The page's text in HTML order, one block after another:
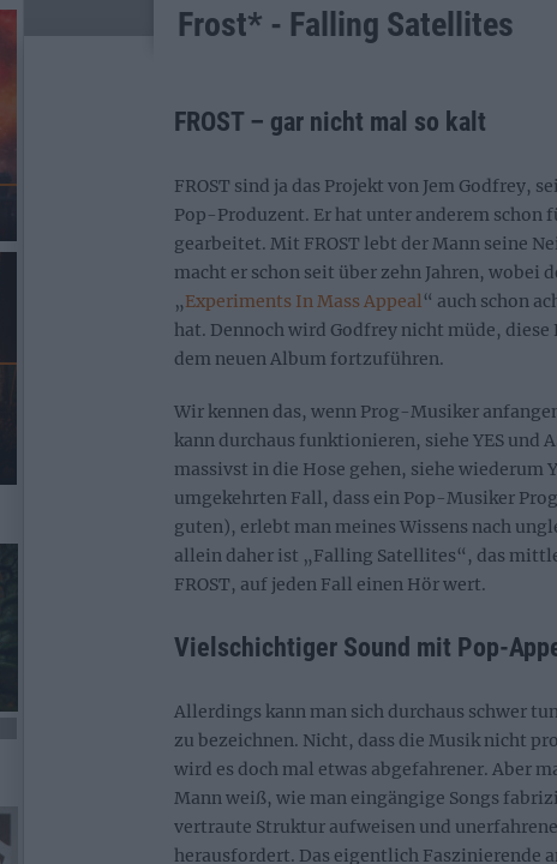
Frost* - Falling Satellites
FROST – gar nicht mal so kalt
FROST sind ja das Projekt von Jem Godfrey,
Pop-Produzent. Er hat unter anderem schon
gearbeitet. Mit FROST lebt der Mann seine
macht er schon seit über zehn Jahren, wobei
„Experiments In Mass Appeal“ auch schon
hat. Dennoch wird Godfrey nicht müde, diese
dem neuen Album fortzuführen.
Wir kennen das, wenn Prog-Musiker
kann durchaus funktionieren, siehe YES und
massivst in die Hose gehen, siehe wiederum
umgekehrten Fall, dass ein Pop-Musiker
guten), erlebt man meines Wissens nach
allein daher ist „Falling Satellites“, das
FROST, auf jeden Fall einen Hör wert.
Vielschichtiger Sound mit Pop-
Allerdings kann man sich durchaus schwer
zu bezeichnen. Nicht, dass die Musik nicht
wird es doch mal etwas abgefahrener. Aber
Mann weiß, wie man eingängige Songs
vertraute Struktur aufweisen und
herausfordert. Das eigentlich Faszinierende